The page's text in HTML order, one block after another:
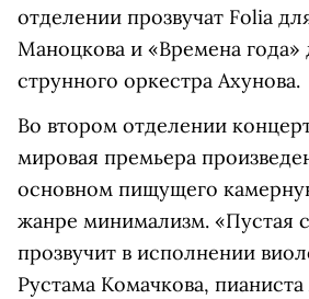
отделении прозвучат Folia
Маноцкова и «Времена года»
струнного оркестра Ахунова.
Во втором отделении
мировая премьера
основном пищущего
жанре минимализм. «Пустая
прозвучит в исполнении
Рустама Комачкова,